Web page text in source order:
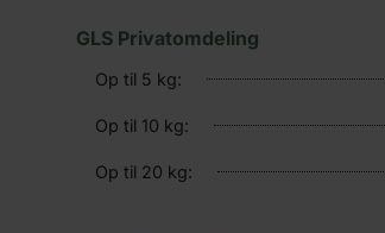
GLS Privatomdeling
Op til 5 kg:
Op til 10 kg:
Op til 20 kg: